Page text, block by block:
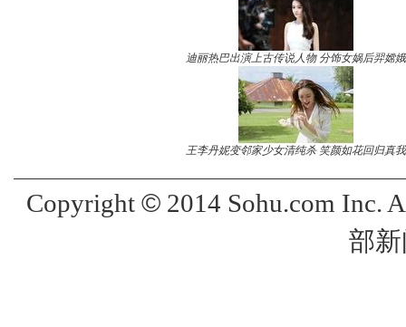
迪丽热巴出演上古传说人物 分饰女娲后羿嫦娥
王李丹妮变邻家少女清纯杀 笑颜如花回归真我
Copyright ©2014 Sohu.com Inc.
部